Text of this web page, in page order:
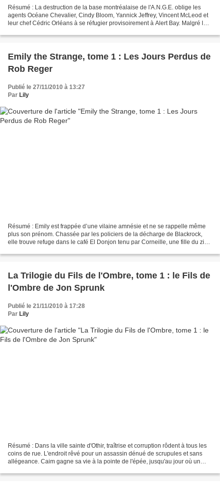
Résumé : La destruction de la base montréalaise de l'A.N.G.E. oblige les
agents Océane Chevalier, Cindy Bloom, Yannick Jeffrey, Vincent McLeod et
leur chef Cédric Orléans à se réfugier provisoirement à Alert Bay. Malgré les
Emily the Strange, tome 1 : Les Jours Perdus de
Rob Reger
Publié le 27/11/2010 à 13:27
Par Lily
Résumé : Emily est frappée d’une vilaine amnésie et ne se rappelle même
plus son prénom. Chassée par les policiers de la décharge de Blackrock,
elle trouve refuge dans le café El Donjon tenu par Corneille, une fille du zinc
La Trilogie du Fils de l'Ombre, tome 1 : le Fils de
l'Ombre de Jon Sprunk
Publié le 21/11/2010 à 17:28
Par Lily
Résumé : Dans la ville sainte d'Othir, traîtrise et corruption rôdent à tous les
coins de rue. L'endroit rêvé pour un assassin dénué de scrupules et sans
allégeance. Caim gagne sa vie à la pointe de l'épée, jusqu'au jour où un